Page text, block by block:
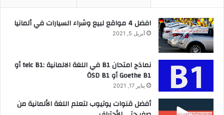
افضل 4 مواقع لبيع وشراء السيارات في ألمانيا
أبريل 5, 2021
نماذج امتحان B1 في اللغة الالمانية :telc B1 أو
Goethe B1 أو ÖSD B1
يناير 17, 2021
أفضل قنوات يوتيوب لتعلم اللغة الألمانية من